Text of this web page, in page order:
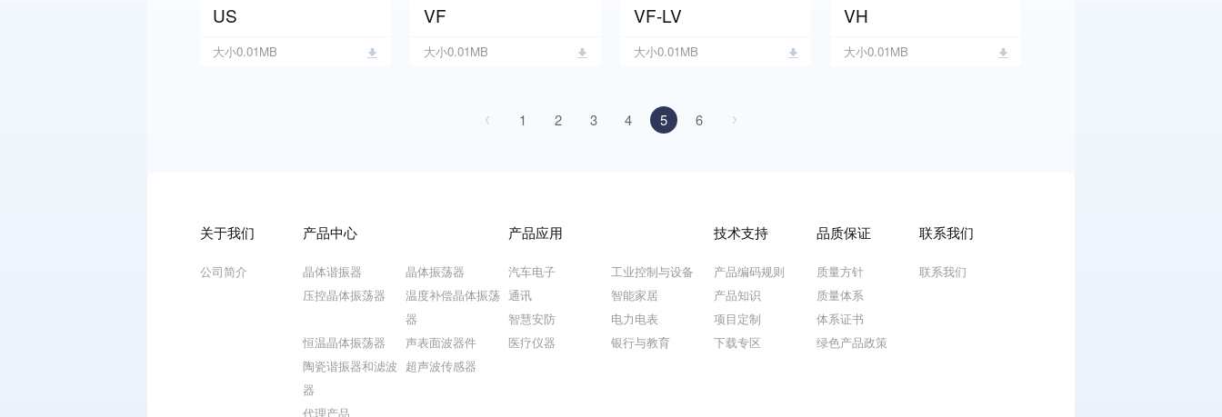
US
大小0.01MB
VF
大小0.01MB
VF-LV
大小0.01MB
VH
大小0.01MB
1 2 3 4 5 6
关于我们
公司简介
产品中心
晶体谐振器
晶体振荡器
压控晶体振荡器
温度补偿晶体振荡
器
恒温晶体振荡器
声表面波器件
陶瓷谐振器和滤波
器
超声波传感器
代理产品
产品应用
汽车电子
工业控制与设备
通讯
智能家居
智慧安防
电力电表
医疗仪器
银行与教育
技术支持
产品编码规则
产品知识
项目定制
下载专区
品质保证
质量方针
质量体系
体系证书
绿色产品政策
联系我们
联系我们